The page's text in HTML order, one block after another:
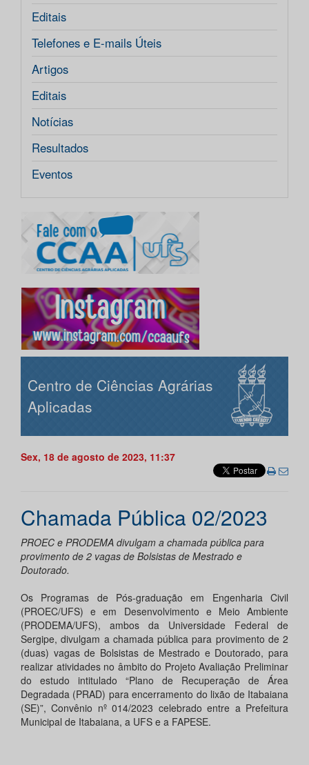
Editais
Telefones e E-mails Úteis
Artigos
Editais
Notícias
Resultados
Eventos
Centro de Ciências Agrárias
Aplicadas
Sex, 18 de agosto de 2023, 11:37
Chamada Pública 02/2023
PROEC e PRODEMA divulgam a chamada pública para
provimento de 2 vagas de Bolsistas de Mestrado e
Doutorado.
Os Programas de Pós-graduação em Engenharia Civil
(PROEC/UFS) e em Desenvolvimento e Meio Ambiente
(PRODEMA/UFS), ambos da Universidade Federal de
Sergipe, divulgam a chamada pública para provimento de 2
(duas) vagas de Bolsistas de Mestrado e Doutorado, para
realizar atividades no âmbito do Projeto Avaliação Preliminar
do estudo intitulado “Plano de Recuperação de Área
Degradada (PRAD) para encerramento do lixão de Itabaiana
(SE)”, Convênio nº 014/2023 celebrado entre a Prefeitura
Municipal de Itabaiana, a UFS e a FAPESE.